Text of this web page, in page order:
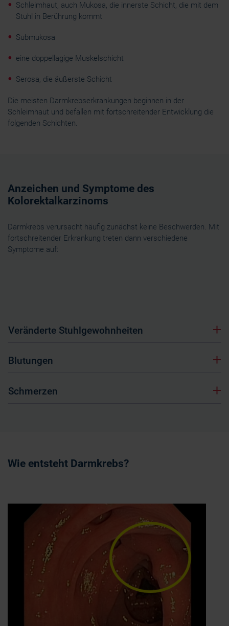
Schleimhaut, auch Mukosa, die innerste Schicht, die mit dem
Stuhl in Berührung kommt
Submukosa
eine doppellagige Muskelschicht
Serosa, die äußerste Schicht
Die meisten Darmkrebserkrankungen beginnen in der
Schleimhaut und befallen mit fortschreitender Entwicklung die
folgenden Schichten.
Anzeichen und Symptome des
Kolorektalkarzinoms
Darmkrebs verursacht häufig zunächst keine Beschwerden. Mit
fortschreitender Erkrankung treten dann verschiedene
Symptome auf:
Veränderte Stuhlgewohnheiten
Blutungen
Schmerzen
Wie entsteht Darmkrebs?